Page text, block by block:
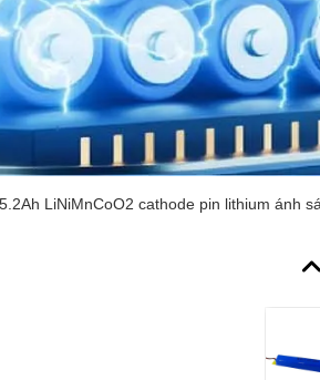
LiNiMnCoO2 cathode pin lithium ánh